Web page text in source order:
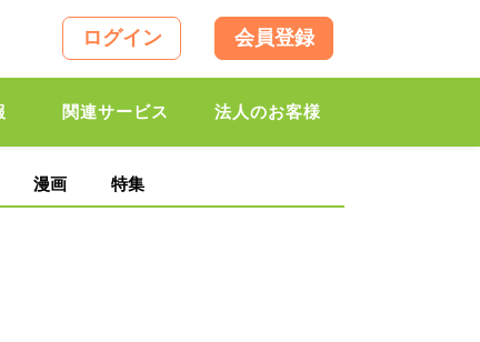
ログイン 会員登録
関連サービス 法人のお客様
漫画 特集